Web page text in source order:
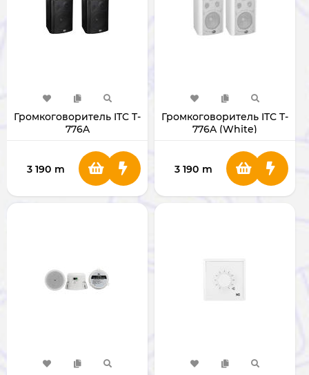
Громкоговоритель ITC T-
776A
3 190 m
Громкоговоритель ITC T-
776A (White)
3 190 m